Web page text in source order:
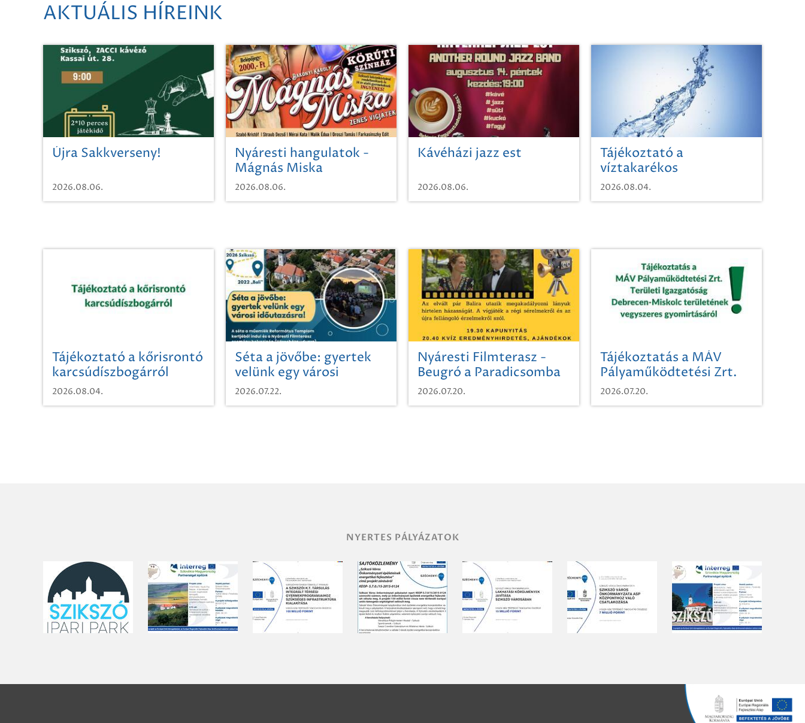
AKTUÁLIS HÍREINK
Újra Sakkverseny!
2026.08.06.
Nyáresti hangulatok -
Mágnás Miska
2026.08.06.
Kávéházi jazz est
2026.08.06.
Tájékoztató a
víztakarékos
vízhasználatról
2026.08.04.
Tájékoztató a kőrisrontó
karcsúdíszbogárról
2026.08.04.
Séta a jövőbe: gyertek
velünk egy városi
időutazásra!
2026.07.22.
Nyáresti Filmterasz -
Beugró a Paradicsomba
2026.07.20.
Tájékoztatás a MÁV
Pályaműködtetési Zrt.
Területi Igazgatóság
Debrecen-Miskolc
2026.07.20.
NYERTES PÁLYÁZATOK